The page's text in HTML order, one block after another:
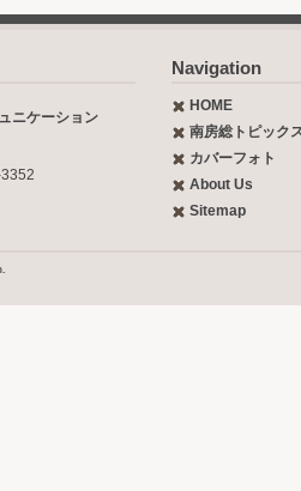
ニケーション
Navigation
HOME
南房総トピック
カバーフォト
About Us
Sitemap